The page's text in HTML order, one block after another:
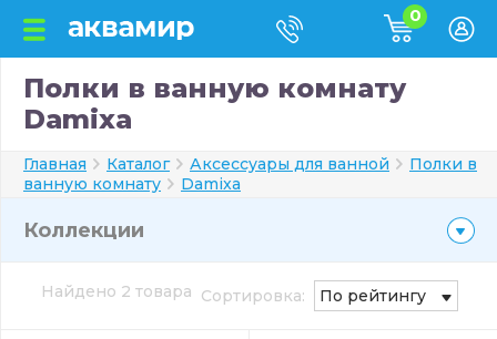
0
Полки в ванную комнату
Damixa
Главная Каталог Аксессуары для ванной
Полки в
ванную комнату
Damixa
Коллекции
Найдено 2 товара Сортировка: По рейтингу